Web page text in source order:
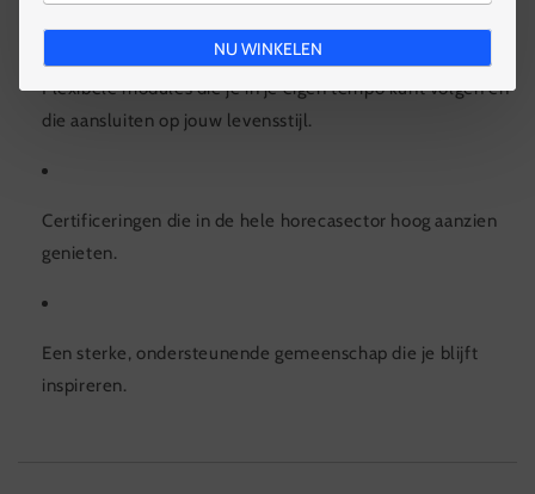
Flexibele modules die je in je eigen tempo kunt volgen en
die aansluiten op jouw levensstijl.
Certificeringen die in de hele horecasector hoog aanzien
genieten.
Een sterke, ondersteunende gemeenschap die je blijft
inspireren.
NU WINKELEN